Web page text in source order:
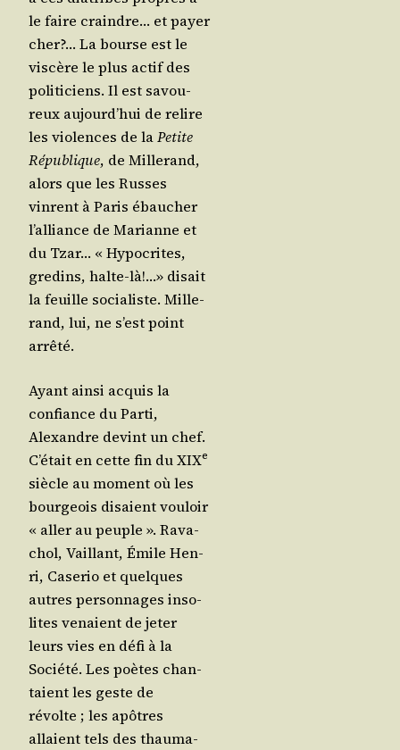
le faire craindre… et payer
cher?… La bourse est le
vis­cère le plus actif des
poli­ti­ciens. Il est savou­
reux aujourd’­hui de relire
les vio­lences de laPetite
Répu­blique, de Mil­le­rand,
alors que les Russes
vinrent à Paris ébau­cher
l’al­liance de Marianne et
du Tzar… « Hypo­crites,
gre­dins, halte-là!…» disait
la feuille socia­liste. Mil­le­
rand, lui, ne s’est point
arrêté.
Ayant ain­si acquis la
confiance du Par­ti,
Alexandre devint un chef.
C’é­tait en cette fin du XIXe
siècle au moment où les
bour­geois disaient vou­loir
« aller au peuple ». Rava­
chol, Vaillant, Émile Hen­
ri, Case­rio et quelques
autres per­son­nages inso­
lites venaient de jeter
leurs vies en défi à la
Socié­té. Les poètes chan­
taient les geste de
révolte ; les apôtres
allaient tels des thau­ma­